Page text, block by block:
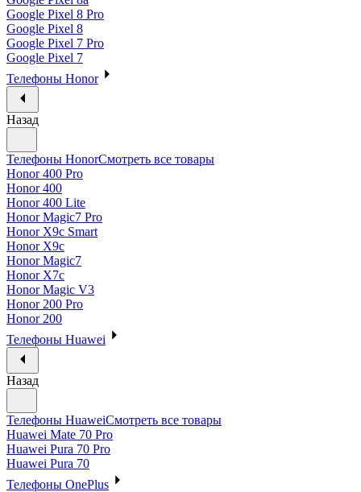
Google Pixel 8 Pro
Google Pixel 8
Google Pixel 7 Pro
Google Pixel 7
Телефоны Honor
Назад
Телефоны HonorСмотреть все товары
Honor 400 Pro
Honor 400
Honor 400 Lite
Honor Magic7 Pro
Honor X9c Smart
Honor X9c
Honor Magic7
Honor X7c
Honor Magic V3
Honor 200 Pro
Honor 200
Телефоны Huawei
Назад
Телефоны HuaweiСмотреть все товары
Huawei Mate 70 Pro
Huawei Pura 70 Pro
Huawei Pura 70
Телефоны OnePlus